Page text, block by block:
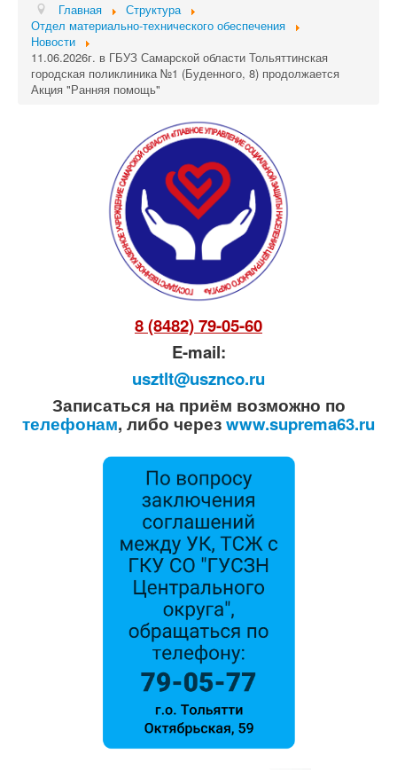
Главная
Структура
Отдел материально-технического обеспечения
Новости
11.06.2026г. в ГБУЗ Самарской области Тольяттинская
городская поликлиника №1 (Буденного, 8) продолжается
Акция "Ранняя помощь"
8 (8482) 79-05-60
E-mail:
usztlt@usznco.ru
Записаться на приём возможно по
телефонам, либо черезwww.suprema63.ru